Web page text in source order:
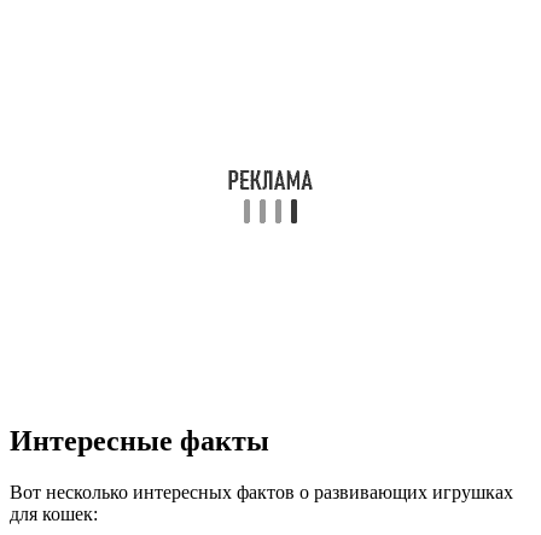
Интересные факты
Вот несколько интересных фактов о развивающих игрушках
для кошек: